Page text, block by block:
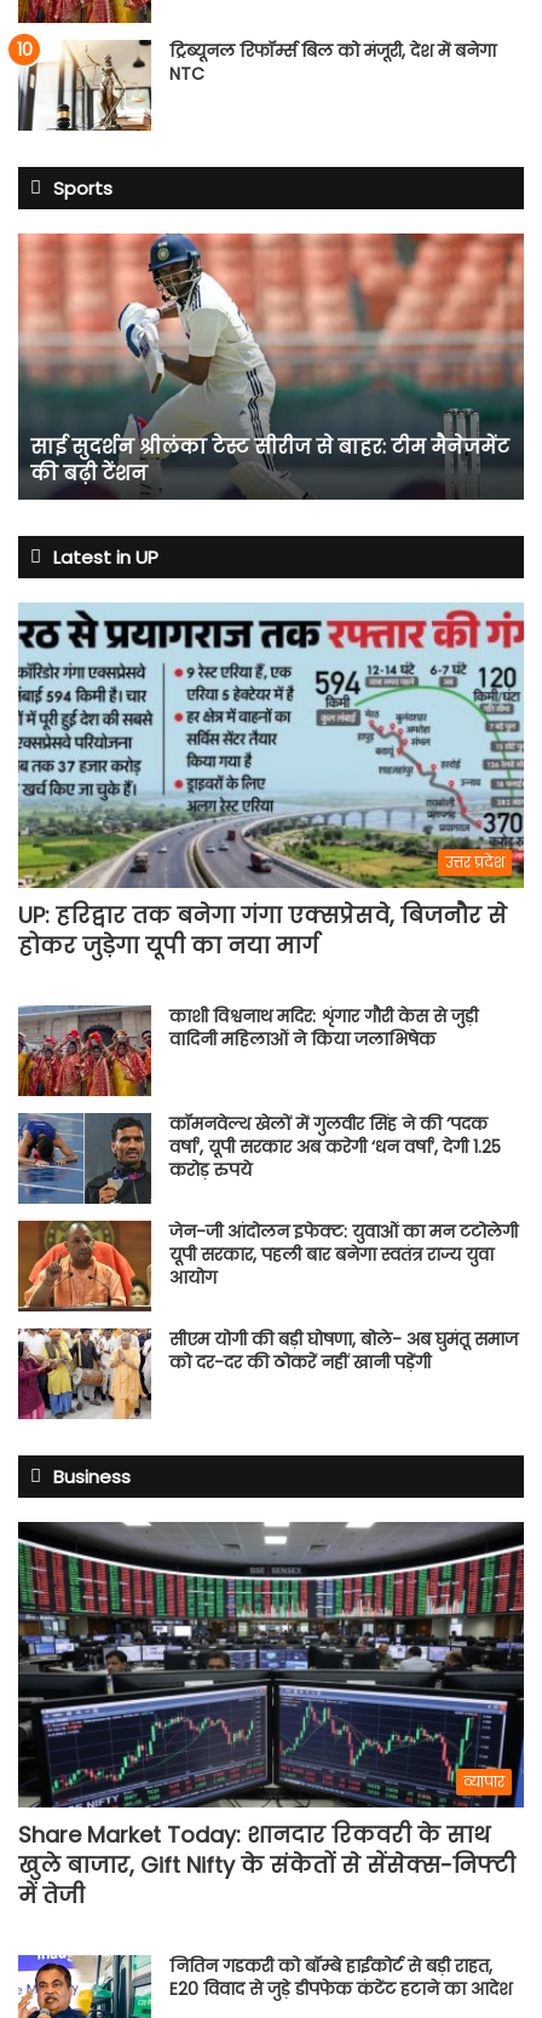
ट्रिब्यूनल रिफॉर्म्स बिल को मंजूरी, देश में बनेगा
NTC
Sports
साई
श्रीलंका
सीरीज
से
मैनेजमेंट
की
बढ़ी
साई सुदर्शन श्रीलंका टेस्ट सीरीज से बाहर: टीम मैनेजमेंट
की बढ़ी टेंशन
Latest in UP
उत्तर प्रदेश
UP: हरिद्वार तक बनेगा गंगा एक्सप्रेसवे, बिजनौर से
होकर जुड़ेगा यूपी का नया मार्ग
काशी विश्वनाथ मदिर: शृंगार गौरी केस से जुड़ी
वादिनी महिलाओं ने किया जलाभिषेक
कॉमनवेल्थ खेलों में गुलवीर सिंह ने की ‘पदक
वर्षा’, यूपी सरकार अब करेगी ‘धन वर्षा’, देगी 1.25
करोड़ रुपये
जेन-जी आंदोलन इफेक्ट: युवाओं का मन टटोलेगी
यूपी सरकार, पहली बार बनेगा स्वतंत्र राज्य युवा
आयोग
सीएम योगी की बड़ी घोषणा, बोले- अब घुमंतू समाज
को दर-दर की ठोकरें नहीं खानी पड़ेंगी
Business
व्यापार
Share Market Today: शानदार रिकवरी के साथ
खुले बाजार, Gift Nifty के संकेतों से सेंसेक्स-निफ्टी
में तेजी
नितिन गडकरी को बॉम्बे हाईकोर्ट से बड़ी राहत,
E20 विवाद से जुड़े डीपफेक कंटेंट हटाने का आदेश